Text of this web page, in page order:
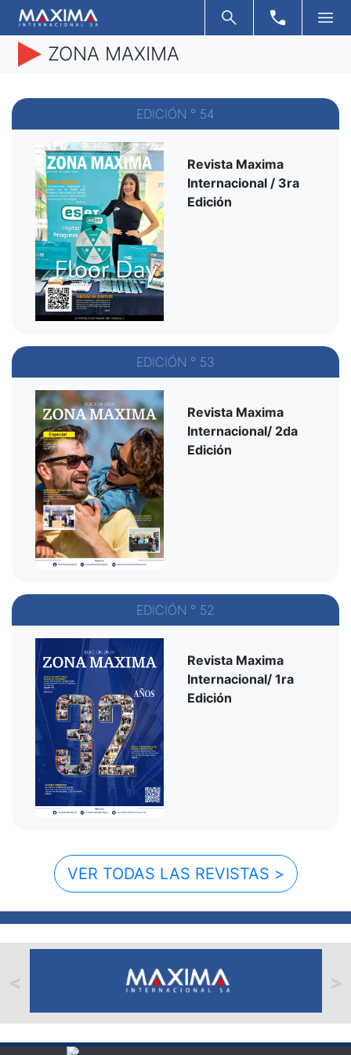
ZONA MAXIMA
EDICIÓN ° 54
Revista Maxima
Internacional / 3ra
Edición
EDICIÓN ° 53
Revista Maxima
Internacional/ 2da
Edición
EDICIÓN ° 52
Revista Maxima
Internacional/ 1ra
Edición
VER TODAS LAS REVISTAS >
< >